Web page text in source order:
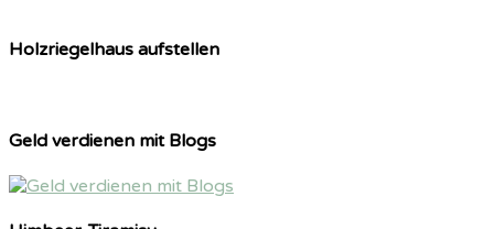
Holzriegelhaus aufstellen
Geld verdienen mit Blogs